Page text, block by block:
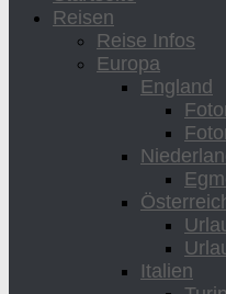
Reisen
Reise Infos
Europa
England
Italien